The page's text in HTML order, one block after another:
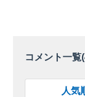
コメント一覧(
人気